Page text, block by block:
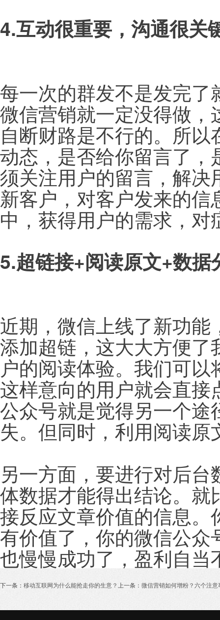
4.互动很重要，沟通很关
每一次的群发不是发完
微信营销就一定没得做
自断财路是不行的。所
动态，是否给你留言了
须关注用户的留言，解
新客户，对客户发来的
中，获得用户的需求，对
5.超链接+阅读原文+数据
近期，微信上线了新功
添加超链，这大大方便
户的阅读体验。我们可
这样意向的用户就会直
公众号就是觉得另一个
失。但同时，利用阅读原
另一方面，要进行对后
体数据才能得出结论。
接反应文章价值的信息
有价值了，你的微信公
也慢慢成功了，盈利自当
下一条： 移动互联网为什么能抢走你的生意？ 上一条： 微信营销如何增粉？六个注意